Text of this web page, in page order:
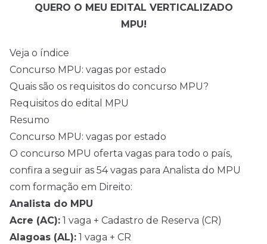
QUERO O MEU EDITAL VERTICALIZADO
MPU!
Veja o índice
Concurso MPU: vagas por estado
Quais são os requisitos do concurso MPU?
Requisitos do edital MPU
Resumo
Concurso MPU: vagas por estado
O concurso MPU oferta vagas para todo o país,
confira a seguir as 54 vagas para Analista do MPU
com formação em Direito:
Analista do MPU
Acre (AC): 1 vaga + Cadastro de Reserva (CR)
Alagoas (AL): 1 vaga + CR